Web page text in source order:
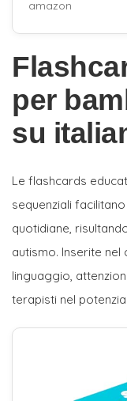
amazon
per
su
Le flashcards
sequenziali
quotidiane,
autismo. Inserite
linguaggio,
terapisti nel